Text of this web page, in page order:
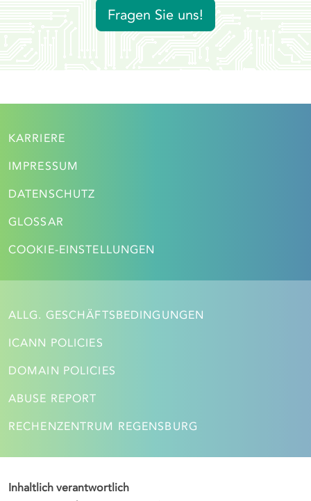
Fragen Sie uns!
KARRIERE
IMPRESSUM
DATENSCHUTZ
GLOSSAR
COOKIE-EINSTELLUNGEN
ALLG. GESCHÄFTSBEDINGUNGEN
ICANN POLICIES
DOMAIN POLICIES
ABUSE REPORT
RECHENZENTRUM REGENSBURG
Inhaltlich verantwortlich